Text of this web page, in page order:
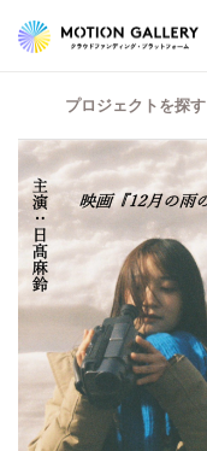
プロジェクトを探す